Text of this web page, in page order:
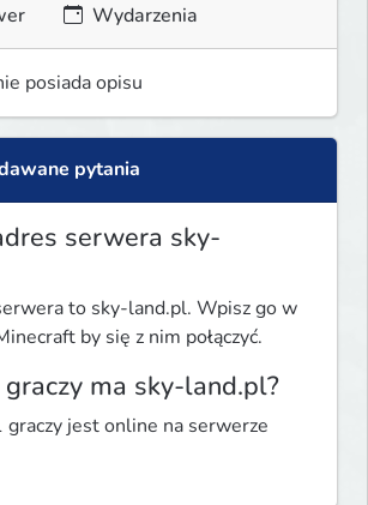
Wydarzenia
posiada opisu
pytania
serwera sky-
to sky-land.pl. Wpisz go w
by się z nim połączyć.
ma sky-land.pl?
graczy jest online na serwerze